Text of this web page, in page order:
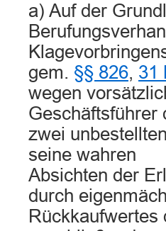
a) Auf der
gem. §§ 826, 31
wegen
Geschäftsführer
zwei
seine wahren
Absichten der
durch
Rückkaufwertes